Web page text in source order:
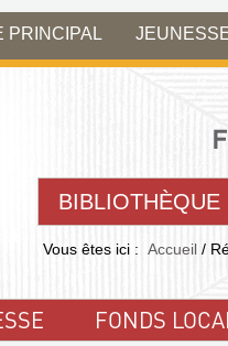
PRINCIPAL
BIBLIOTHÈQUE
Vous êtes ici : Accueil /
FONDS